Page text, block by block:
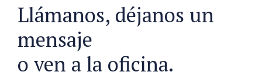
Llámanos, déjanos un
mensaje
o ven a la oficina.